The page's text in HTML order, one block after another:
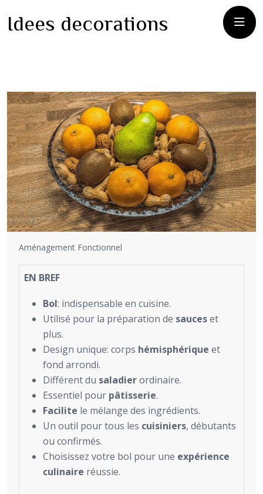
Idees decorations
Aménagement Fonctionnel
EN BREF
Bol: indispensable en cuisine.
Utilisé pour la préparation de sauceset
plus.
Design unique: corps hémisphérique et
fond arrondi.
Différent du saladierordinaire.
Essentiel pour pâtisserie.
Facilite le mélange des ingrédients.
Un outil pour tous les cuisiniers, débutants
ou confirmés.
Choisissez votre bol pour une expérience
culinaire réussie.